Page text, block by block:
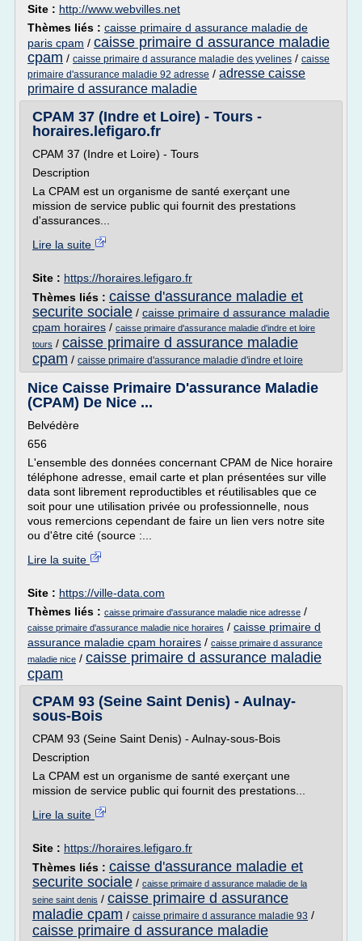
Site : http://www.webvilles.net
Thèmes liés : caisse primaire d assurance maladie de
paris cpam / caisse primaire d assurance maladie
cpam / caisse primaire d assurance maladie des yvelines / caisse
primaire d'assurance maladie 92 adresse / adresse caisse
primaire d assurance maladie
CPAM 37 (Indre et Loire) - Tours -
horaires.lefigaro.fr
CPAM 37 (Indre et Loire) - Tours
Description
La CPAM est un organisme de santé exerçant une
mission de service public qui fournit des prestations
d'assurances...
Lire la suite
Site : https://horaires.lefigaro.fr
Thèmes liés : caisse d'assurance maladie et
securite sociale / caisse primaire d assurance maladie
cpam horaires / caisse primaire d'assurance maladie d'indre et loire
tours / caisse primaire d assurance maladie
cpam / caisse primaire d'assurance maladie d'indre et loire
Nice Caisse Primaire D'assurance Maladie
(CPAM) De Nice ...
Belvédère
656
L'ensemble des données concernant CPAM de Nice horaire
téléphone adresse, email carte et plan présentées sur ville
data sont librement reproductibles et réutilisables que ce
soit pour une utilisation privée ou professionnelle, nous
vous remercions cependant de faire un lien vers notre site
ou d'être cité (source :...
Lire la suite
Site : https://ville-data.com
Thèmes liés : caisse primaire d'assurance maladie nice adresse /
caisse primaire d'assurance maladie nice horaires / caisse primaire d
assurance maladie cpam horaires / caisse primaire d assurance
maladie nice / caisse primaire d assurance maladie
cpam
CPAM 93 (Seine Saint Denis) - Aulnay-
sous-Bois
CPAM 93 (Seine Saint Denis) - Aulnay-sous-Bois
Description
La CPAM est un organisme de santé exerçant une
mission de service public qui fournit des prestations...
Lire la suite
Site : https://horaires.lefigaro.fr
Thèmes liés : caisse d'assurance maladie et
securite sociale / caisse primaire d assurance maladie de la
seine saint denis / caisse primaire d assurance
maladie cpam / caisse primaire d assurance maladie 93 /
caisse primaire d assurance maladie